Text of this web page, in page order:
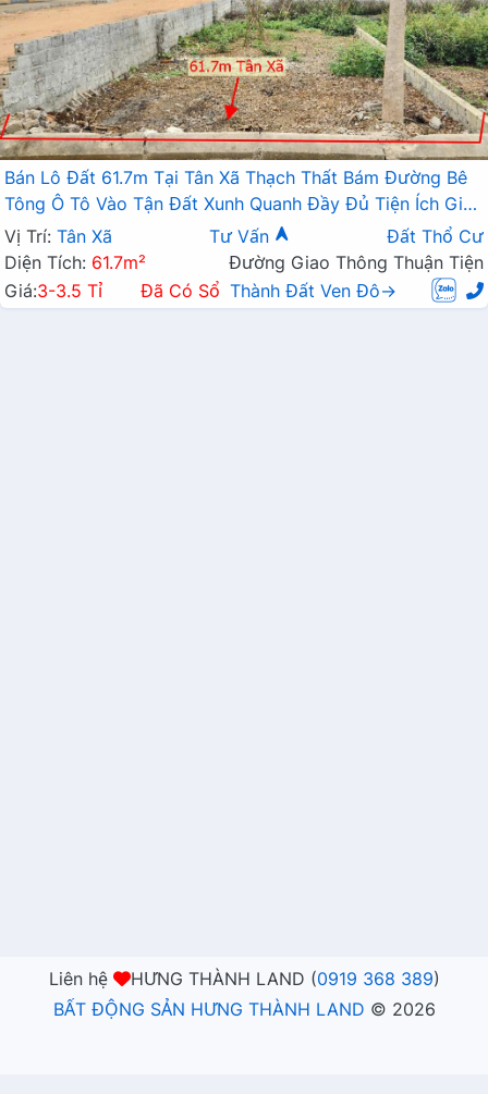
Bán Lô Đất 61.7m Tại Tân Xã Thạch Thất Bám Đường Bê
Tông Ô Tô Vào Tận Đất Xunh Quanh Đầy Đủ Tiện Ích Giá
Đầu Tư
Vị Trí: Tân Xã Tư Vấn
Đất Thổ Cư
Diện Tích: 61.7m²
Đường Giao Thông Thuận Tiện
Giá:3-3.5 Tỉ Đã Có Sổ Thành Đất Ven Đô→
Liên hệ HƯNG THÀNH LAND (0919 368 389)
BẤT ĐỘNG SẢN HƯNG THÀNH LAND © 2026